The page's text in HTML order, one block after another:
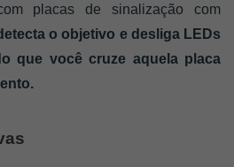
placas de sinalização com
o objetivo e desliga LEDs
que você cruze aquela placa